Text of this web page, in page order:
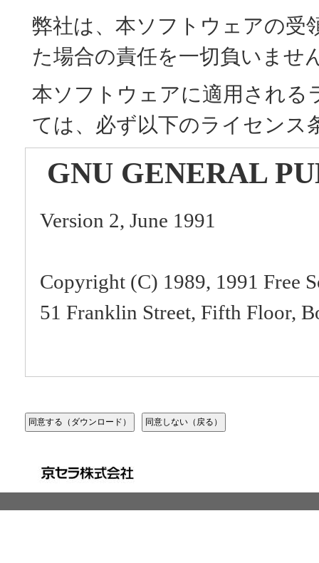
弊社は、本ソフトウェアの受
た場合の責任を一切負いませ
本ソフトウェアに適用される
ては、必ず以下のライセンス
GNU GENERAL
Version 2, June 1991
Copyright (C) 1989, 1991 Free
51 Franklin Street, Fifth Floor,
of this license document, but
Preamble
The licenses for most software